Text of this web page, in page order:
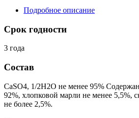
Подробное описание
Срок годности
3 года
Состав
CaSO4, 1/2H2O не менее 95%
92%, хлопковой марли не менее 5,5%,
не более 2,5%.